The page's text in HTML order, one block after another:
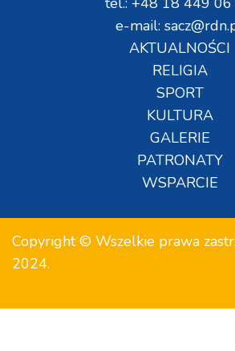
e-mail:
AKTUALNOŚCI
RELIGIA
SPORT
KULTURA
GALERIE
PATRONATY
WSPARCIE
Copyright © Wszelkie prawa
2024.